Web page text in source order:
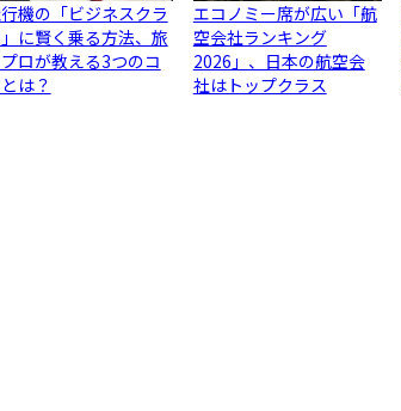
機の「ビジネスクラ
に賢く乗る方法、旅
ロが教える3つのコ
は？
エコノミー席が広い「航
空会社ランキング
2026」、日本の航空会
社はトップクラス